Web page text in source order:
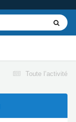
Toute l’activité